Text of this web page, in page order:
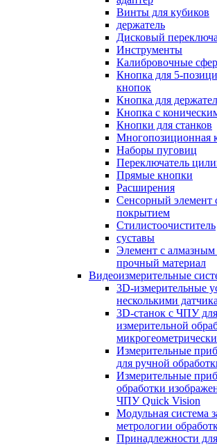
Винты для кубиков
держатель
Дисковый
Инструменты
Калибровочные
Кнопка для 5-
кнопок
Кнопка для
Кнопка с
Кнопки для станков
Многопозиционная
Наборы пуговиц
Переключатель
Прямые кнопки
Расширения
Сенсорный элемент
покрытием
Стилистоочиститель
суставы
Элемент с
прочный материал
Видеоизмерительные
3D-измерительные
несколькими
3D-станок с ЧПУ
измерительной
Измерительные
для ручной
Измерительные
обработки
ЧПУ Quick Vision
Модульная система
метрологии
Принадлежности